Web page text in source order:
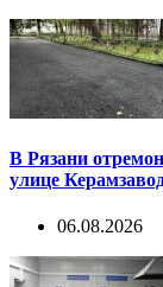
В Рязани
улице
06.08.2026